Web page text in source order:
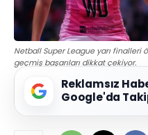
Netball Super League yarı finalleri
geçmiş başarıları dikkat çekiyor.
Reklamsız
Google'da